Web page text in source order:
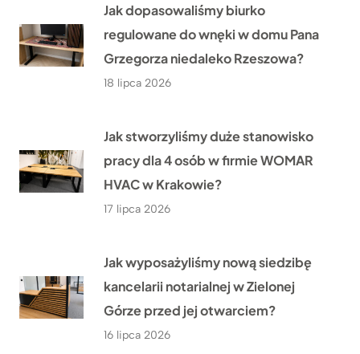
Jak dopasowaliśmy biurko
regulowane do wnęki w domu Pana
Grzegorza niedaleko Rzeszowa?
18 lipca 2026
Jak stworzyliśmy duże stanowisko
pracy dla 4 osób w firmie WOMAR
HVAC w Krakowie?
17 lipca 2026
Jak wyposażyliśmy nową siedzibę
kancelarii notarialnej w Zielonej
Górze przed jej otwarciem?
16 lipca 2026